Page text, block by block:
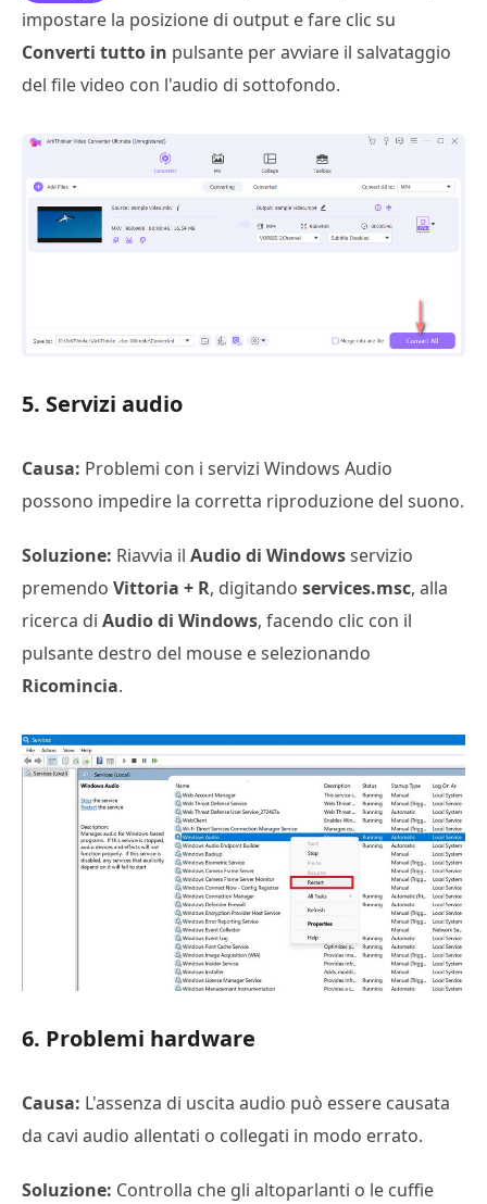
3
impostare la posizione di output e fare clic su
Converti tutto in pulsante per avviare il salvataggio
del file video con l'audio di sottofondo.
5. Servizi audio
Causa: Problemi con i servizi Windows Audio
possono impedire la corretta riproduzione del suono.
Soluzione: Riavvia il Audio di Windowsservizio
premendo Vittoria + R, digitando services.msc, alla
ricerca di Audio di Windows, facendo clic con il
pulsante destro del mouse e selezionando
Ricomincia.
6. Problemi hardware
Causa: L'assenza di uscita audio può essere causata
da cavi audio allentati o collegati in modo errato.
Soluzione: Controlla che gli altoparlanti o le cuffie